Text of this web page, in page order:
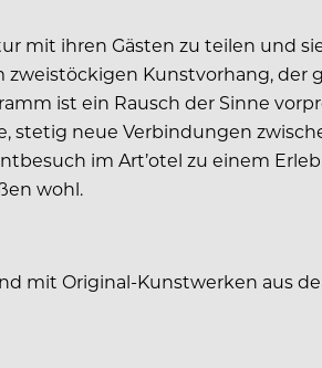
mit ihren Gästen zu teilen und
Kunstvorhang, der
ist ein Rausch der Sinne
stetig neue Verbindungen
im Art’otel zu einem
wohl.
mit Original-Kunstwerken aus